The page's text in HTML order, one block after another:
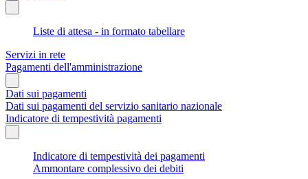
Liste di attesa - in formato tabellare
Servizi in rete
Pagamenti dell'amministrazione
Dati sui pagamenti
Dati sui pagamenti del servizio sanitario nazionale
Indicatore di tempestività pagamenti
Indicatore di tempestività dei pagamenti
Ammontare complessivo dei debiti